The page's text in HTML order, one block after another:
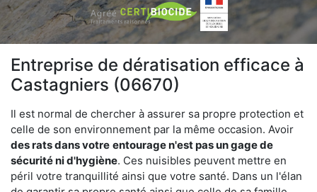
Entreprise de dératisation efficace à
Castagniers (06670)
Il est normal de chercher à assurer sa propre protection et
celle de son environnement par la même occasion. Avoir
des rats dans votre entourage n'est pas un gage de
sécurité ni d'hygiène. Ces nuisibles peuvent mettre en
péril votre tranquillité ainsi que votre santé. Dans un l'élan